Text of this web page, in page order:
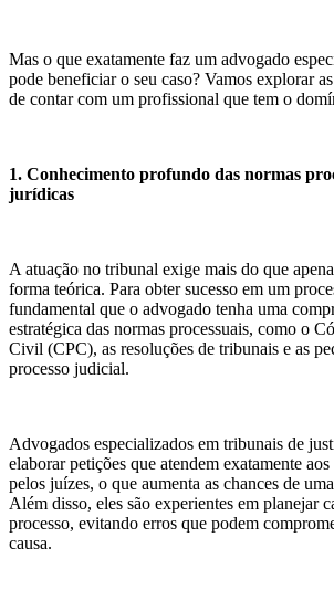
Mas o que exatamente faz um advogado
pode beneficiar o seu caso? Vamos explorar
de contar com um profissional que tem o
1. Conhecimento profundo das normas
jurídicas
A atuação no tribunal exige mais do que
forma teórica. Para obter sucesso em um
fundamental que o advogado tenha uma
estratégica das normas processuais, como o
Civil (CPC), as resoluções de tribunais e as
processo judicial.
Advogados especializados em tribunais de
elaborar petições que atendem exatamente
pelos juízes, o que aumenta as chances de
Além disso, eles são experientes em planejar
processo, evitando erros que podem
causa.